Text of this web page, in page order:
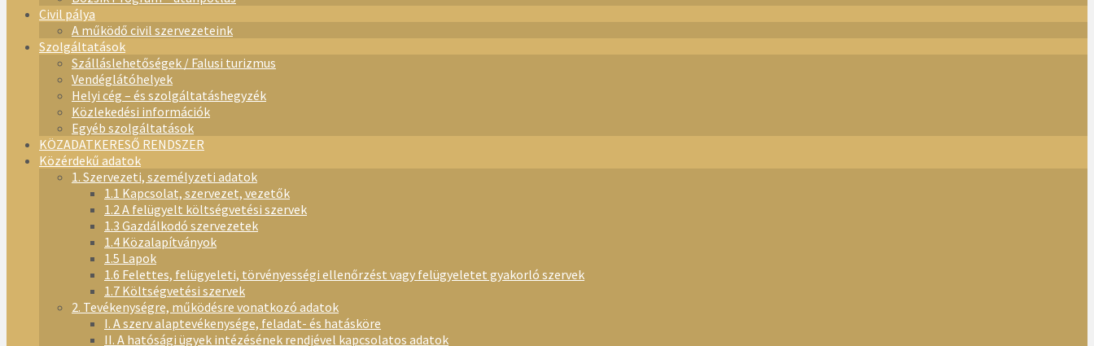
Civil pálya
A működő civil szervezeteink
Szolgáltatások
Szálláslehetőségek / Falusi turizmus
Vendéglátóhelyek
Helyi cég – és szolgáltatáshegyzék
Közlekedési információk
Egyéb szolgáltatások
KÖZADATKERESŐ RENDSZER
Közérdekű adatok
1. Szervezeti, személyzeti adatok
1.1 Kapcsolat, szervezet, vezetők
1.2 A felügyelt költségvetési szervek
1.3 Gazdálkodó szervezetek
1.4 Közalapítványok
1.5 Lapok
1.6 Felettes, felügyeleti, törvényességi ellenőrzést vagy felügyeletet gyakorló szervek
1.7 Költségvetési szervek
2. Tevékenységre, működésre vonatkozó adatok
I. A szerv alaptevékenysége, feladat- és hatásköre
II. A hatósági ügyek intézésének rendjével kapcsolatos adatok